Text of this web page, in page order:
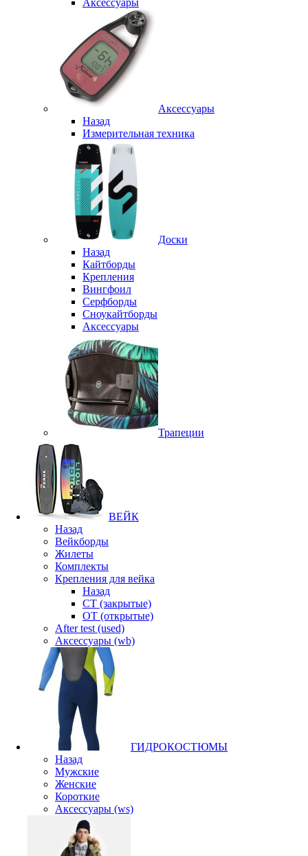
Аксессуары
Назад
Измерительная техника
Доски
Назад
Кайтборды
Крепления
Вингфоил
Серфборды
Сноукайтборды
Аксессуары
Трапеции
ВЕЙК
Назад
Вейкборды
Жилеты
Комплекты
Крепления для вейка
Назад
CT (закрытые)
OT (открытые)
After test (used)
Аксессуары (wb)
ГИДРОКОСТЮМЫ
Назад
Мужские
Женские
Короткие
Аксессуары (ws)